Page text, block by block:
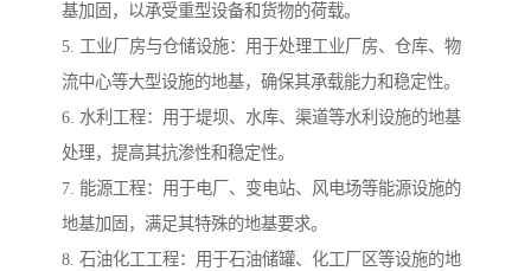
基加固，以承受重型设备和货物的荷载。
5. 工业厂房与仓储设施：用于处理工业厂房、仓库、物
流中心等大型设施的地基，确保其承载能力和稳定性。
6. 水利工程：用于堤坝、水库、渠道等水利设施的地基
处理，提高其抗渗性和稳定性。
7. 能源工程：用于电厂、变电站、风电场等能源设施的
地基加固，满足其特殊的地基要求。
8. 石油化工工程：用于石油储罐、化工厂区等设施的地